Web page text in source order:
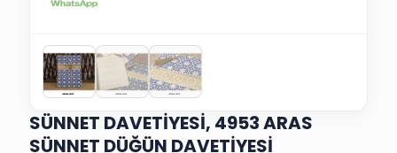
SÜNNET DAVETİYESİ, 4953 ARAS
SÜNNET DÜĞÜN DAVETİYESİ